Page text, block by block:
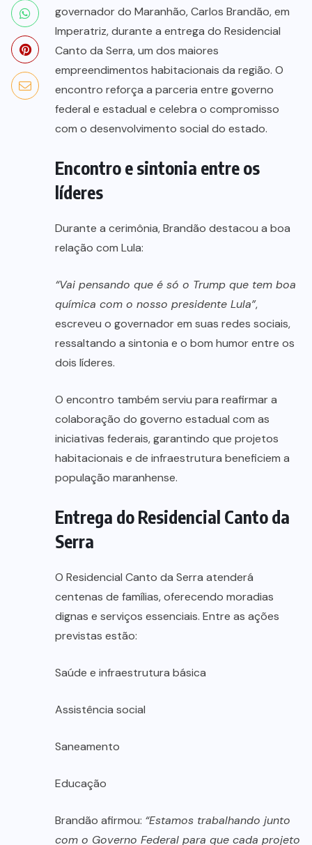
governador do Maranhão, Carlos Brandão, em
Imperatriz, durante a entrega do Residencial
Canto da Serra, um dos maiores
empreendimentos habitacionais da região. O
encontro reforça a parceria entre governo
federal e estadual e celebra o compromisso
com o desenvolvimento social do estado.
Encontro e sintonia entre os
líderes
Durante a cerimônia, Brandão destacou a boa
relação com Lula:
“Vai pensando que é só o Trump que tem boa
química com o nosso presidente Lula”,
escreveu o governador em suas redes sociais,
ressaltando a sintonia e o bom humor entre os
dois líderes.
O encontro também serviu para reafirmar a
colaboração do governo estadual com as
iniciativas federais, garantindo que projetos
habitacionais e de infraestrutura beneficiem a
população maranhense.
Entrega do Residencial Canto da
Serra
O Residencial Canto da Serra atenderá
centenas de famílias, oferecendo moradias
dignas e serviços essenciais. Entre as ações
previstas estão:
Saúde e infraestrutura básica
Assistência social
Saneamento
Educação
Brandão afirmou: “Estamos trabalhando junto
com o Governo Federal para que cada projeto